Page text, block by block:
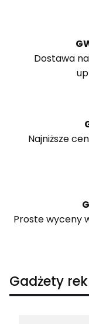
Dostawa
Najniższe
Proste wyceny
Gadżety